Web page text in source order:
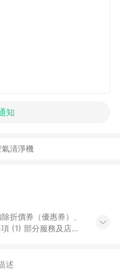
知
氣清淨機
電子書，請詳閱
述